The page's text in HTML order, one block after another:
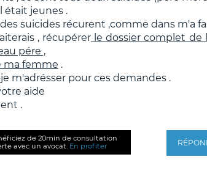
était jeunes .
suicides récurent ,comme dans m'a
, récupérer le dossier complet de
pére ,
ma femme .
m'adrésser pour ces demandes .
aide
.
de 20min de consultation
avec un avocat. En profiter